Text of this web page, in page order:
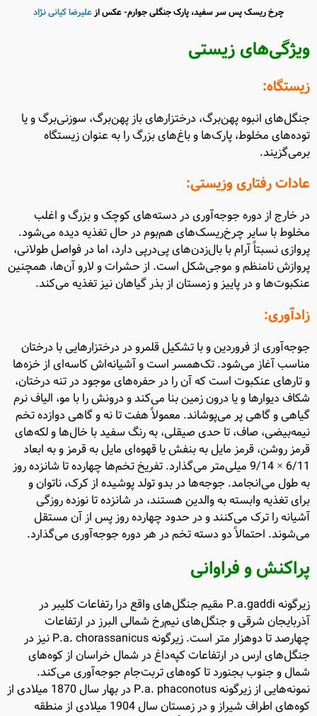
چرخ ریسک پس سر سفید، پارک جنگلی جوارم- عکس ازعلیرضا کیانی نژاد
ویژگی‌های زیستی
زیستگاه:
جنگل‌های انبوه پهن‌برگ، درختزارهای باز پهن‌برگ، سوزنی‌برگ و یا
توده‌های مخلوط، پارک‌ها و باغ‌های بزرگ را به عنوان زیستگاه
برمی‌گزیند.
عادات رفتاری وزیستی:
در خارج از دوره جوجه‌آوری در دسته‌های کوچک و بزرگ و اغلب
مخلوط با سایر چرخ‌ریسک‌های هم‌بوم در حال تغذیه دیده می‌شود.
پروازی نسبتاً آرام با بال‌زدن‌های پی‌درپی دارد، اما در فواصل طولانی،
پروازش نامنظم و موجی‌شکل است. از حشرات و لارو آن‌ها، همچنین
عنکبوت‌ها و در پاییز و زمستان از بذر گیاهان نیز تغذیه می‌کند.
زادآوری:
جوجه‌آوری از فروردین و با تشکیل قلمرو در درختزارهایی با درختان
مناسب آغاز می‌شود. تک‌همسر است و آشیانه‌اش کاسه‌ای از خزه‌ها
و تارهای عنکبوت است که آن را در حفره‌های موجود در تنه درختان،
شکاف دیوارها و یا درون زمین بنا می‌کند و درونش را با مو، الیاف نرم
گیاهی و گاهی پر می‌پوشاند. معمولاً هفت تا نه و گاهی دوازده تخم
نیمه‌بیضی، صاف، تا حدی صیقلی، به رنگ سفید با خال‌ها و لکه‌های
قرمز روشن، قرمز مایل به بنفش یا قهوه‌ای مایل به قرمز و به ابعاد
6/11 × 9/14 میلی‌متر می‌گذارد. تفریخ تخم‌ها چهارده تا شانزده روز
به طول می‌انجامد. جوجه‌ها در بدو تولد پوشیده از کرک، ناتوان و
برای تغذیه وابسته به والدین هستند، در شانزده تا نوزده روزگی
آشیانه را ترک می‌کنند و در حدود چهارده روز پس از آن مستقل
می‌شوند. احتمالاً دو دسته تخم در هر دوره جوجه‌آوری می‌گذارد.
پراکنش و فراوانی
زیرگونه P.a.gaddi مقیم جنگل‌های واقع درا رتفاعات کلیبر در
آذربایجان شرقی و جنگل‌های نیم‌رخ شمالی البرز در ارتفاعات
چهارصد تا دوهزار متر است. زیرگونه P.a. chorassanicus نیز در
جنگل‌های ارس در ارتفاعات کپه‌داغ در شمال خراسان از کوه‌های
شمال و جنوب بجنورد تا کوه‌های تربت‌جام جوجه‌آوری می‌کند.
نمونه‌هایی از زیرگونه P.a. phaconotus در بهار سال 1870 میلادی از
کوه‌های اطراف شیراز و در زمستان سال 1904 میلادی از منطقه